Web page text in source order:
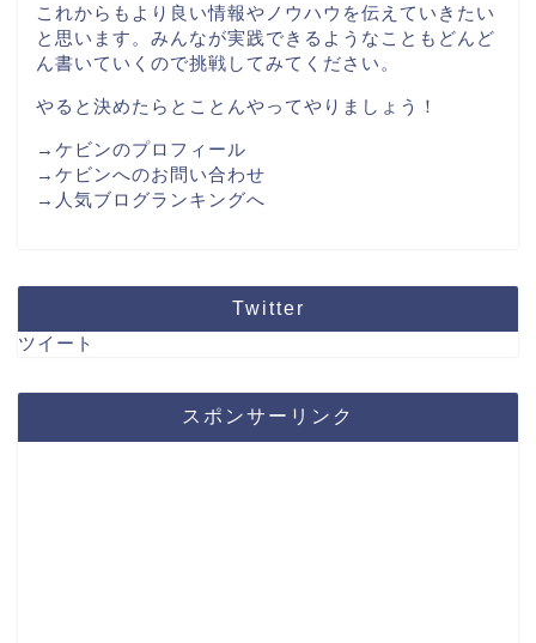
これからもより良い情報やノウハウを伝えていきたい
と思います。みんなが実践できるようなこともどんど
ん書いていくので挑戦してみてください。
やると決めたらとことんやってやりましょう！
→ケビンのプロフィール
→ケビンへのお問い合わせ
→人気ブログランキングへ
Twitter
ツイート
スポンサーリンク